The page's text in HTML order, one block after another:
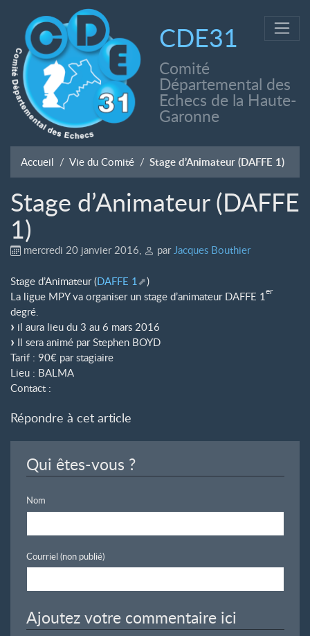
CDE31
Comité
Départemental des
Echecs de la Haute-
Garonne
Accueil Vie du Comité Stage d’Animateur (DAFFE 1)
Stage d’Animateur (DAFFE
1)
mercredi 20 janvier 2016, parJacques Bouthier
Stage d’Animateur (DAFFE 1
)
La ligue MPY va organiser un stage d’animateur DAFFE 1er
degré.
il aura lieu du 3 au 6 mars 2016
Il sera animé par Stephen BOYD
Tarif : 90€ par stagiaire
Lieu : BALMA
Contact :
Répondre à cet article
Qui êtes-vous ?
Nom
Courriel (non publié)
Ajoutez votre commentaire ici